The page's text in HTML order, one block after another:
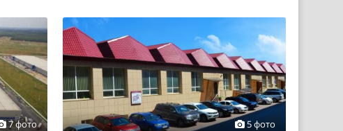
7 фото 5 фото